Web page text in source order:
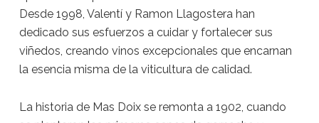
Desde 1998, Valentí y Ramon Llagostera han
dedicado sus esfuerzos a cuidar y fortalecer sus
viñedos, creando vinos excepcionales que encarnan
la esencia misma de la viticultura de calidad.
La historia de Mas Doix se remonta a 1902, cuando